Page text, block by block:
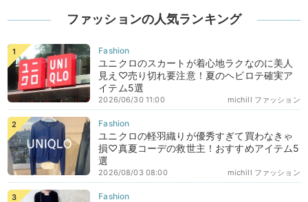
ファッションの人気ランキング
ユニクロのスカートが着心地ラクなのに美人
見え♡売り切れ要注意！夏のヘビロテ確実ア
イテム5選
michill ファッション
2026/06/30 11:00
ユニクロの軽羽織りが優秀すぎて買わなきゃ
損♡真夏コーデの救世主！おすすめアイテム5
選
michill ファッション
2026/08/03 08:00